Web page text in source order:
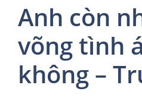
Anh còn
võng tình
không –